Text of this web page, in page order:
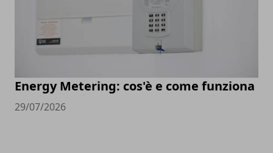
Energy Metering: cos'è e come funziona
29/07/2026